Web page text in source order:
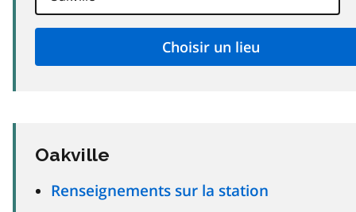
Oakville
Renseignements sur la station